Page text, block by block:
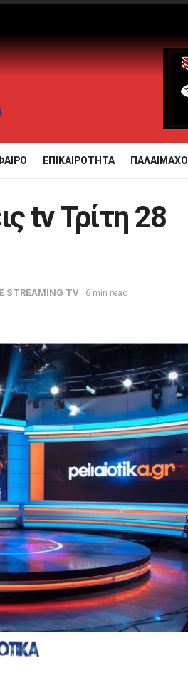
ΕΠΙΚΑΙΡΟΤΗΤΑ ΠΑΛΑΙΜΑΧΟΙ
tv Τρίτη 28
STREAMING TV 6 min read